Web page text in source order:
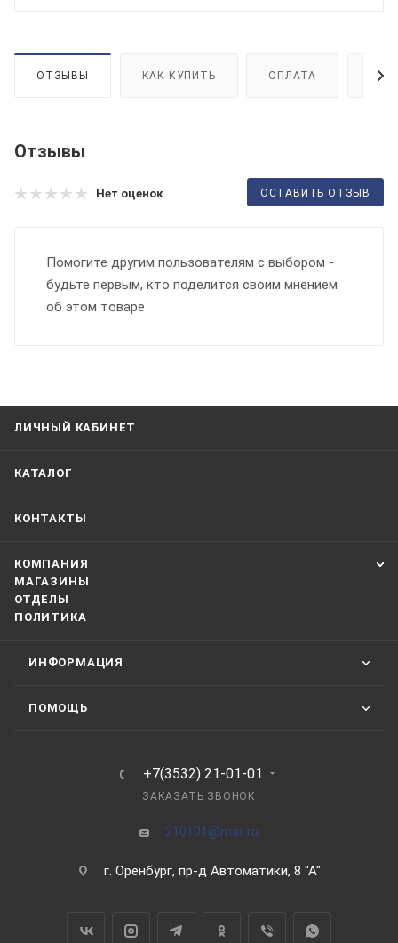
ОТЗЫВЫ КАК КУПИТЬ ОПЛАТА
Отзывы
Нет оценок ОСТАВИТЬ ОТЗЫВ
Помогите другим пользователям с выбором -
будьте первым, кто поделится своим мнением
об этом товаре
ЛИЧНЫЙ КАБИНЕТ
КАТАЛОГ
КОНТАКТЫ
КОМПАНИЯ
МАГАЗИНЫ
ОТДЕЛЫ
ПОЛИТИКА
ИНФОРМАЦИЯ
ПОМОЩЬ
+7(3532) 21-01-01
ЗАКАЗАТЬ ЗВОНОК
210101@mail.ru
г. Оренбург, пр-д Автоматики, 8 "А"